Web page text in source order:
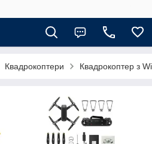
Квадрокоптери Квадрокоптер з